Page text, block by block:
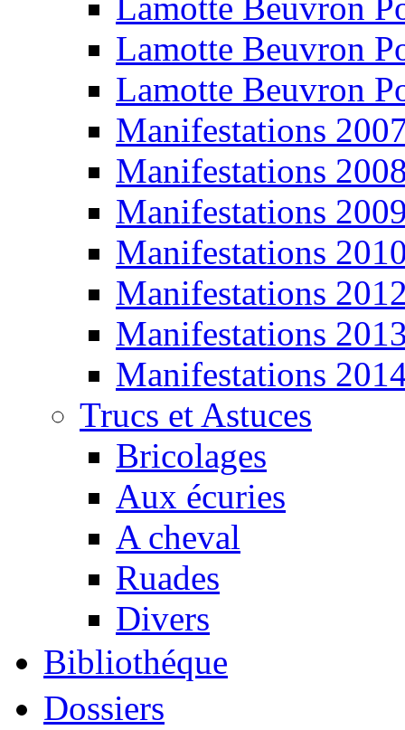
Lamotte Beuvron
Lamotte Beuvron
Manifestations
Manifestations
Manifestations
Manifestations
Manifestations
Manifestations
Manifestations
Trucs et Astuces
Bricolages
Aux écuries
A cheval
Ruades
Divers
Bibliothéque
Dossiers